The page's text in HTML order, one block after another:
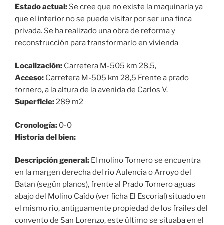
Estado actual: Se cree que no existe la maquinaria ya
que el interior no se puede visitar por ser una finca
privada. Se ha realizado una obra de reforma y
reconstrucción para transformarlo en vivienda
Localización: Carretera M-505 km 28,5,
Acceso: Carretera M-505 km 28,5 Frente a prado
tornero, a la altura de la avenida de Carlos V.
Superficie:289 m2
Cronología: 0-0
Historia del bien:
Descripción general: El molino Tornero se encuentra
en la margen derecha del rio Aulencia o Arroyo del
Batan (según planos), frente al Prado Tornero aguas
abajo del Molino Caído (ver ficha El Escorial) situado en
el mismo rio, antiguamente propiedad de los frailes del
convento de San Lorenzo, este último se situaba en el